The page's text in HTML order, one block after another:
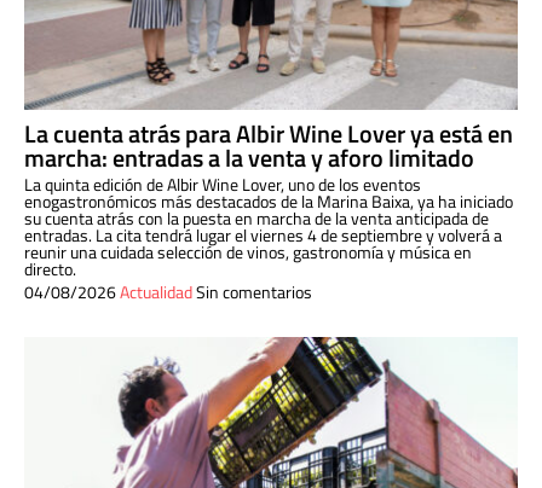
La cuenta atrás para Albir Wine Lover ya está en
marcha: entradas a la venta y aforo limitado
La quinta edición de Albir Wine Lover, uno de los eventos
enogastronómicos más destacados de la Marina Baixa, ya ha iniciado
su cuenta atrás con la puesta en marcha de la venta anticipada de
entradas. La cita tendrá lugar el viernes 4 de septiembre y volverá a
reunir una cuidada selección de vinos, gastronomía y música en
directo.
04/08/2026ActualidadSin comentarios